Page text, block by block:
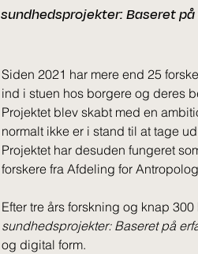
sundhedsprojekter: Baseret
Siden 2021 har mere end 25
ind i stuen hos borgere og deres
Projektet blev skabt med en
normalt ikke er i stand til at tage
Projektet har desuden fungeret
forskere fra Afdeling for
Efter tre års forskning og knap
sundhedsprojekter: Baseret på
og digital form.